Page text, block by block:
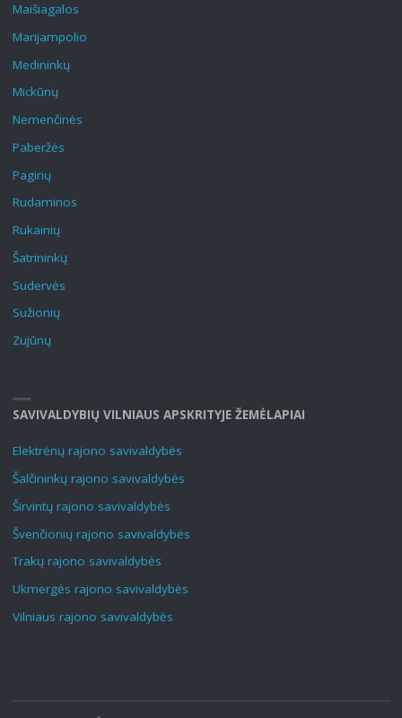
Maišiagalos
Marijampolio
Medininkų
Mickūnų
Nemenčinės
Paberžės
Pagirių
Rudaminos
Rukainių
Šatrininkų
Sudervės
Sužionių
Zujūnų
SAVIVALDYBIŲ VILNIAUS APSKRITYJE ŽEMĖLAPIAI
Elektrėnų rajono savivaldybės
Šalčininkų rajono savivaldybės
Širvintų rajono savivaldybės
Švenčionių rajono savivaldybės
Trakų rajono savivaldybės
Ukmergės rajono savivaldybės
Vilniaus rajono savivaldybės